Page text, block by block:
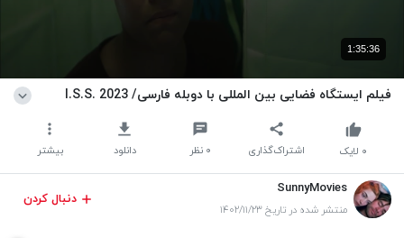
1:35:36
فیلم ایستگاه فضایی بین المللی با دوبله فارسی/ I.S.S. 2023
اشتراک‌گذاری ۰ نظر دانلود بیشتر ۰ لایک
SunnyMovies
منتشر شده در تاریخ ۱۴۰۲/۱۱/۲۳
دنبال کردن